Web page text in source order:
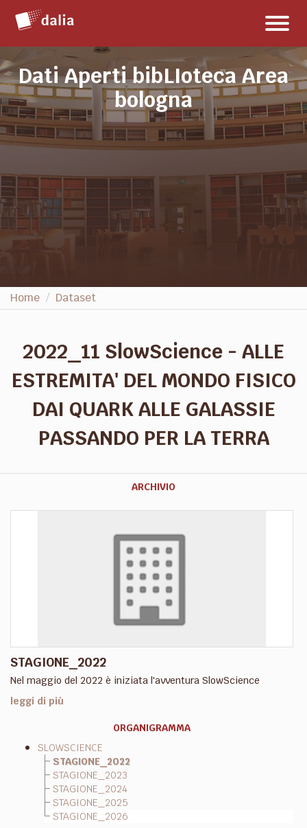
contenuto
Dati Aperti bibLIoteca Area
bologna
Home Dataset
2022_11 SlowScience - ALLE
ESTREMITA' DEL MONDO FISICO
DAI QUARK ALLE GALASSIE
PASSANDO PER LA TERRA
ARCHIVIO
STAGIONE_2022
Nel maggio del 2022 è iniziata l'avventura SlowScience
leggi di più
ORGANIGRAMMA
SLOWSCIENCE
STAGIONE_2022
STAGIONE_2023
STAGIONE_2024
STAGIONE_2025
STAGIONE_2026